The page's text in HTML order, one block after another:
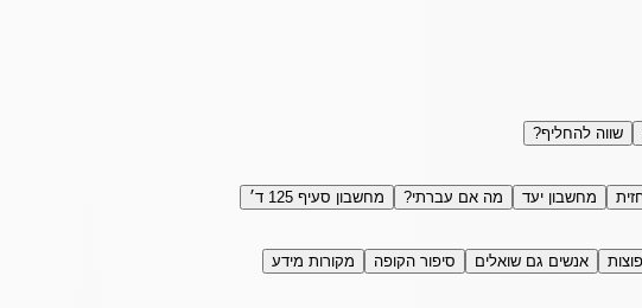
שווה להחליף?
מחשבון יעד מה אם עברתי? מחשבון סעיף 125 ד׳
אנשים גם שואלים סיפור הקופה מקורות מידע